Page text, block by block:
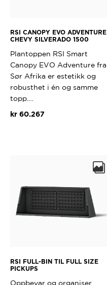
RSI CANOPY EVO ADVENTURE
CHEVY SILVERADO 1500
Plantoppen RSI Smart
Canopy EVO Adventure fra
Sør Afrika er estetikk og
robusthet i én og samme
topp.…
kr60.267
RSI FULL-BIN TIL FULL SIZE
PICKUPS
Oppbevar og organiser